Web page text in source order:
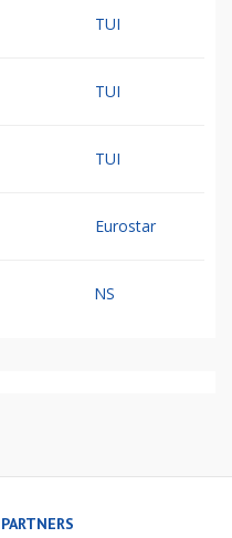
TUI
TUI
TUI
Eurostar
NS
PARTNERS